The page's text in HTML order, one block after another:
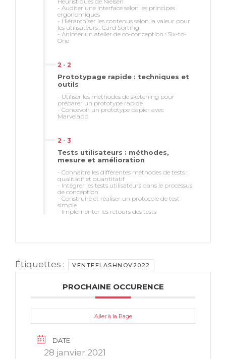
- Auditer une interface selon les principes
ergonomiques
- Hiérarchiser les contenus selon la valeur pour
les utilisateurs : Card Sorting
- Animer un atelier de co-conception : Six-to-
One
2 - 2
Prototypage rapide : techniques et
outils
- Utiliser les méthodes de sketching pour
préparer un prototype rapide
- Concevoir un prototype papier avec
Marvelapp
2 - 3
Tests utilisateurs : méthodes,
mesure et amélioration
- Connaître les différentes méthodes de tests :
qualitatif et quantitatif
- Intégrer les tests utilisateurs dans le processus
de conception
- Construire et réaliser un protocole de test
simple
- Implémenter les retours des tests
Étiquettes : VENTEFLASHNOV2022
PROCHAINE OCCURENCE
Aller à la Page
DATE
28 janvier 2021